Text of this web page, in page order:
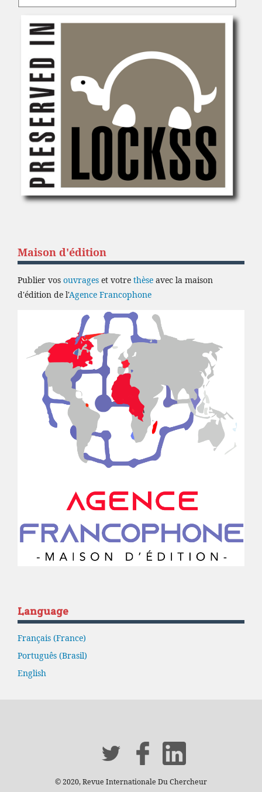
Maison d'édition
Publier vos ouvrages et votre thèse avec la maison
d'édition de l'Agence Francophone
Language
Français (France)
Português (Brasil)
English
© 2020, Revue Internationale Du Chercheur